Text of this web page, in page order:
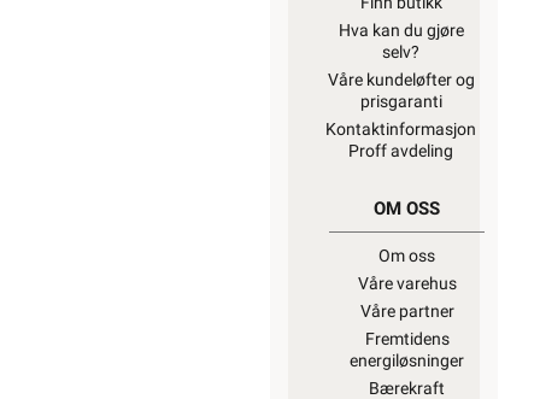
Hva kan du gjøre
selv?
Våre kundeløfter og
prisgaranti
Kontaktinformasjon
Proff avdeling
OM OSS
Om oss
Våre varehus
Våre partner
Fremtidens
energiløsninger
Bærekraft